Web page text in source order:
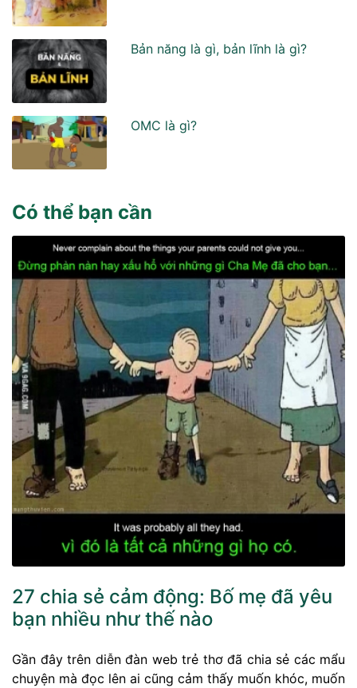
Bản năng là gì, bản lĩnh là gì?
OMC là gì?
Có thể bạn cần
27 chia sẻ cảm động: Bố mẹ đã yêu
bạn nhiều như thế nào
Gần đây trên diễn đàn web trẻ thơ đã chia sẻ các mẩu
chuyện mà đọc lên ai cũng cảm thấy muốn khóc, muốn